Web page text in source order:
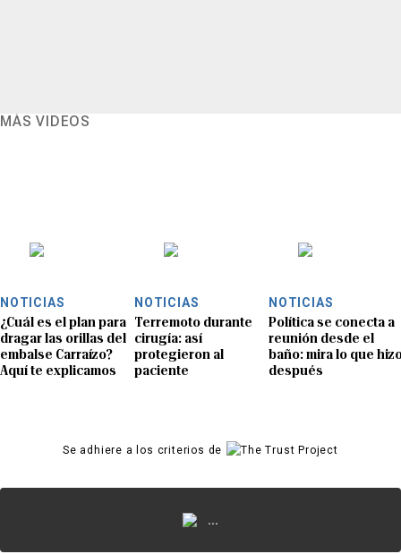
MÁS VIDEOS
NOTICIAS
¿Cuál es el plan para
dragar las orillas del
embalse Carraízo?
Aquí te explicamos
NOTICIAS
Terremoto durante
cirugía: así
protegieron al
paciente
NOTICIAS
Política se conecta a
reunión desde el
baño: mira lo que
después
Se adhiere a los criterios de
...